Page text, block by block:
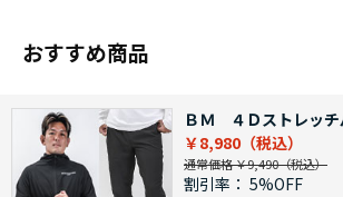
おすすめ商品
ＢＭ ４Ｄストレッ
￥8,980
通常価格 ￥9,490
割引率： 5%OFF